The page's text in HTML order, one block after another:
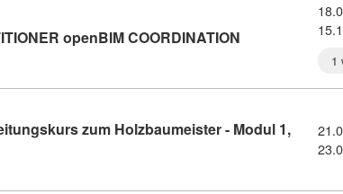
openBIM COORDINATION Kursdetail:
1
zum Holzbaumeister - Modul 1,
Vorbereitungskurs zum Holzbaumeister -